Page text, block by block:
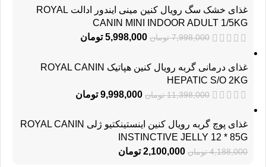
غذای خشک سگ رویال کنین مینی ایندور ادالت ROYAL
CANIN MINI INDOOR ADULT 1/5KG
7,998,000 تومان 5,998,000 تومان
غذای درمانی گربه رویال کنین هپاتیک ROYAL CANIN
HEPATIC S/O 2KG
11,398,000 تومان 9,998,000 تومان
غذای پوچ گربه رویال کنین اینستینکتیو ژلی ROYAL CANIN
INSTINCTIVE JELLY 12 * 85G
4,188,000 تومان 2,100,000 تومان